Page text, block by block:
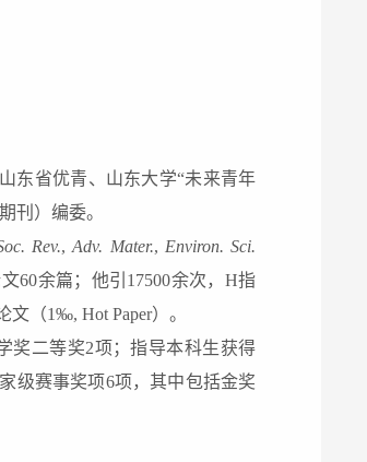
山东省优青、 山东大学“未来青年
刊）编委。
Rev.,Adv. Mater., Environ. Sci.
60余篇； 他引 17500余次， H指
文（1‰, Hot Paper）。
奖二等奖2项；指导本科生获得
级赛事奖项6项，其中包括金奖